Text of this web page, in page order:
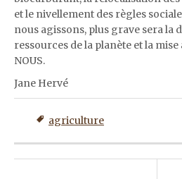
et le nivellement des règles
nous agissons, plus grave sera la
ressources de la planète et la mise
NOUS.
Jane Hervé
agriculture